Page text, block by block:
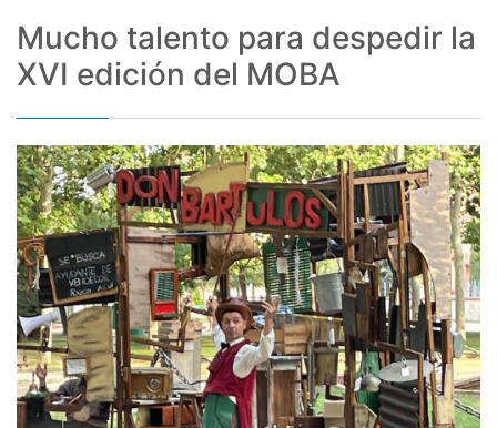
Mucho talento para despedir la
XVI edición del MOBA